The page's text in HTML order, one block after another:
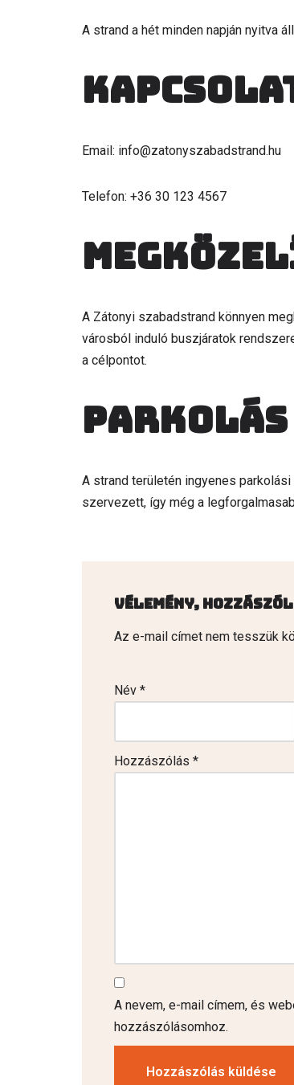
A strand a hét minden napján nyitva
Email: info@zatonyszabadstrand.hu
Telefon: +36 30 123 4567
A Zátonyi szabadstrand könnyen
városból induló buszjáratok
a célpontot.
Parkolás
A strand területén ingyenes
szervezett, így még a
Vélemény,
Az e-mail címet nem tesszük
Név *
Hozzászólás *
A nevem, e-mail címem, és
hozzászólásomhoz.